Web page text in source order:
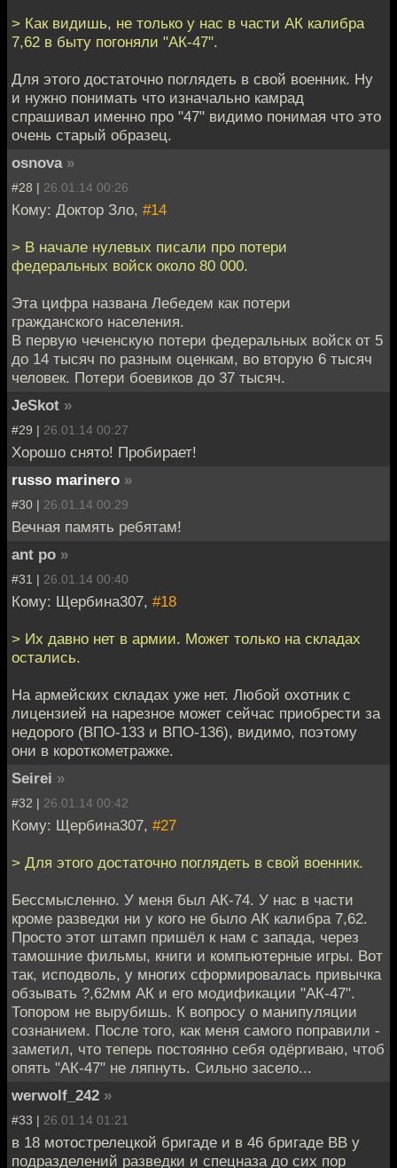
> Как видишь, не только у нас в части АК калибра
7,62 в быту погоняли "АК-47".
Для этого достаточно поглядеть в свой военник. Ну
и нужно понимать что изначально камрад
спрашивал именно про "47" видимо понимая что это
очень старый образец.
osnova »
#28 | 26.01.14 00:26
Кому: Доктор Зло, #14
> В начале нулевых писали про потери
федеральных войск около 80 000.
Эта цифра названа Лебедем как потери
гражданского населения.
В первую чеченскую потери федеральных войск от 5
до 14 тысяч по разным оценкам, во вторую 6 тысяч
человек. Потери боевиков до 37 тысяч.
JeSkot »
#29 | 26.01.14 00:27
Хорошо снято! Пробирает!
russo marinero »
#30 | 26.01.14 00:29
Вечная память ребятам!
ant po »
#31 | 26.01.14 00:40
Кому: Щербина307, #18
> Их давно нет в армии. Может только на складах
остались.
На армейских складах уже нет. Любой охотник с
лицензией на нарезное может сейчас приобрести за
недорого (ВПО-133 и ВПО-136), видимо, поэтому
они в короткометражке.
Seirei »
#32 | 26.01.14 00:42
Кому: Щербина307, #27
> Для этого достаточно поглядеть в свой военник.
Бессмысленно. У меня был АК-74. У нас в части
кроме разведки ни у кого не было АК калибра 7,62.
Просто этот штамп пришёл к нам с запада, через
тамошние фильмы, книги и компьютерные игры. Вот
так, исподволь, у многих сформировалась привычка
обзывать ?,62мм АК и его модификации "АК-47".
Топором не вырубишь. К вопросу о манипуляции
сознанием. После того, как меня самого поправили -
заметил, что теперь постоянно себя одёргиваю, чтоб
опять "АК-47" не ляпнуть. Сильно засело...
werwolf_242 »
#33 | 26.01.14 01:21
в 18 мотострелецкой бригаде и в 46 бригаде ВВ у
подразделений разведки и спецназа до сих пор